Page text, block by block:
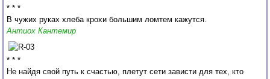
* * *
В чужих руках хлеба крохи большим ломтем кажутся.
Антиох Кантемир
* * *
Не найдя свой путь к счастью, плетут сети зависти для тех, кто